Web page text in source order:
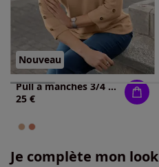
Nouveau
Pull à manches 3/4 boutons élégants aux épaules et aux manches
25 €
Je complète mon look